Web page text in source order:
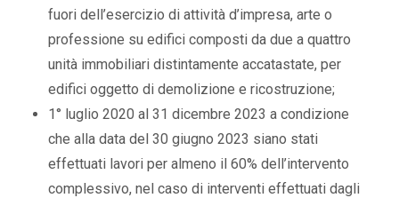
fuori dell’esercizio di attività d’impresa, arte o
professione su edifici composti da due a quattro
unità immobiliari distintamente accatastate, per
edifici oggetto di demolizione e ricostruzione;
1° luglio 2020 al 31 dicembre 2023 a condizione
che alla data del 30 giugno 2023 siano stati
effettuati lavori per almeno il 60% dell’intervento
complessivo, nel caso di interventi effettuati dagli